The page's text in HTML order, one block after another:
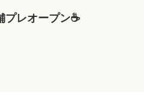
プレオープン☕️